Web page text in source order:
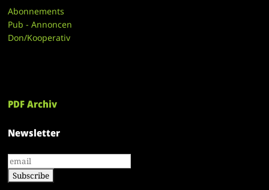
Abonnements
Pub - Annoncen
Don/Kooperativ
PDF Archiv
Newsletter